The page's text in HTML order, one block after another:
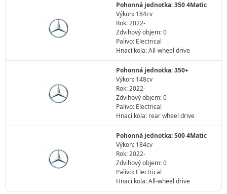
Pohonná jednotka: 350 4Matic
Výkon: 184cv
Rok: 2022-
Zdvihový objem: 0
Palivo: Electrical
Hnací kola: All-wheel drive
Pohonná jednotka: 350+
Výkon: 148cv
Rok: 2022-
Zdvihový objem: 0
Palivo: Electrical
Hnací kola: rear wheel drive
Pohonná jednotka: 500 4Matic
Výkon: 184cv
Rok: 2022-
Zdvihový objem: 0
Palivo: Electrical
Hnací kola: All-wheel drive